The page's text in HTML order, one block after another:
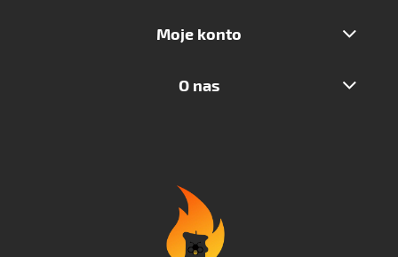
Moje konto
O nas